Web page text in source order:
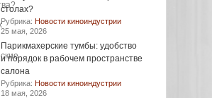
столах?
Рубрика: Новости киноиндустрии
25 мая, 2026
Парикмахерские тумбы: удобство
и порядок в рабочем пространстве
салона
Рубрика: Новости киноиндустрии
18 мая, 2026